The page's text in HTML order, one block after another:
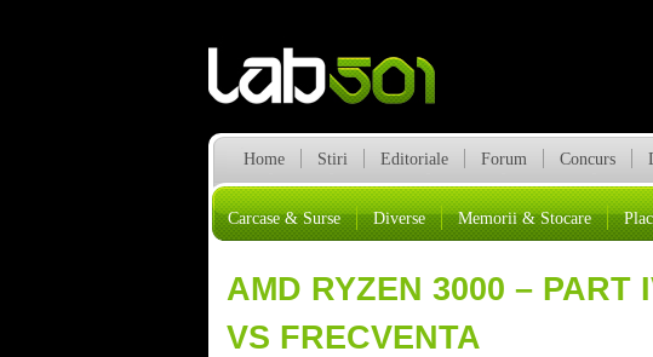
Home Stiri Editoriale Forum Concurs
Carcase & Surse Diverse Memorii & Stocare
AMD RYZEN 3000 – PART
VS FRECVENTA